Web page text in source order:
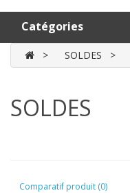
Catégories
SOLDES
SOLDES
Comparatif produit (0)